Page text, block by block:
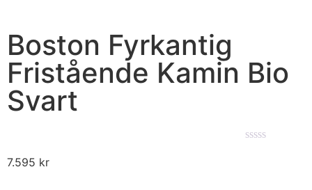
Boston Fyrkantig
Fristående Kamin Bio
Svart
7.595 kr